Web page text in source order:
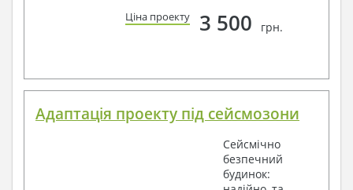
Ціна проекту 3 500 грн.
Адаптація проекту під сейсмозони
Сейсмічно
безпечний
будинок: